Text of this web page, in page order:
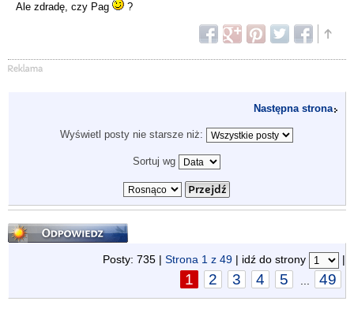
Ale zdradę, czy Pag ?
Następna strona
Wyświetl posty nie starsze niż:
Sortuj wg
Odpowiedz
Posty: 735 | Strona 1 z 49 | idź do strony |
1 2 3 4 5 49